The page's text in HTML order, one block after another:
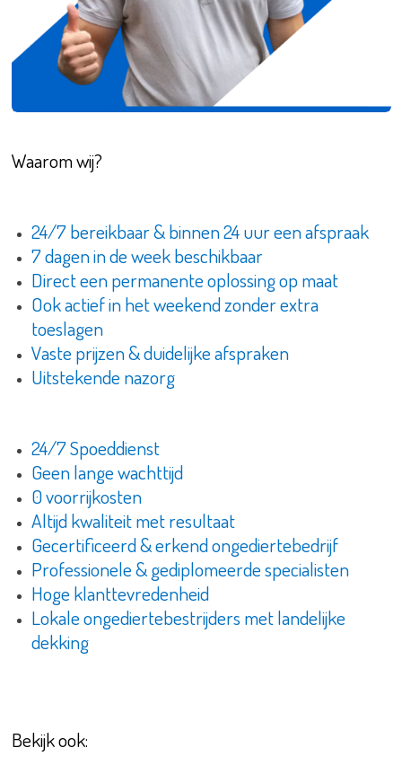
Waarom wij?
24/7 bereikbaar & binnen 24 uur een afspraak
7 dagen in de week beschikbaar
Direct een permanente oplossing op maat
Ook actief in het weekend zonder extra
toeslagen
Vaste prijzen & duidelijke afspraken
Uitstekende nazorg
24/7 Spoeddienst
Geen lange wachttijd
0 voorrijkosten
Altijd kwaliteit met resultaat
Gecertificeerd & erkend ongediertebedrijf
Professionele & gediplomeerde specialisten
Hoge klanttevredenheid
Lokale ongediertebestrijders met landelijke
dekking
Bekijk ook: